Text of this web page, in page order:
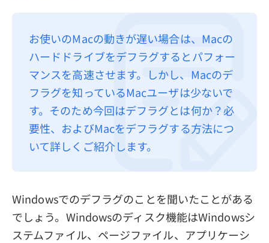
プライバシーポリシー
利用規約
返金について
お使いのMacの動きが遅い場合は、Macの
ハードドライブをデフラグするとパフォー
マンスを高速させます。しかし、Macのデ
フラグを知っているMacユーザは少ないで
す。そのため今回はデフラグとは何か？必
要性、およびMacをデフラグする方法につ
いて詳しくご紹介します。
Windowsでのデフラグのことを聞いたことがある
でしょう。Windowsのディスク機能はWindowsシ
ステムファイル、ページファイル、アプリケーシ